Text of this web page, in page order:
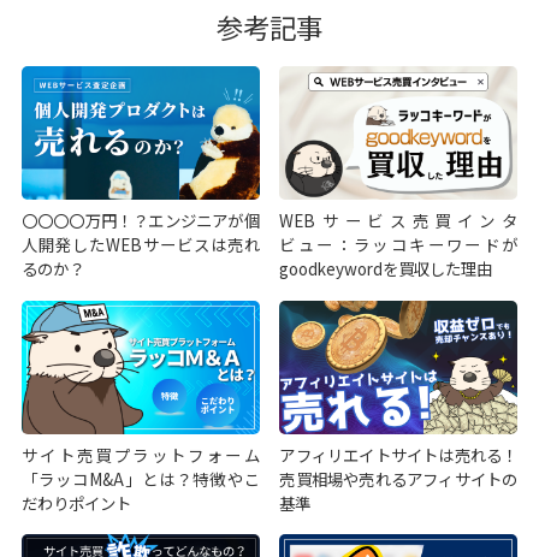
参考記事
〇〇〇〇万円！？エンジニアが個
人開発したWEBサービスは売れ
るのか？
WEBサービス売買インタ
ビュー：ラッコキーワードが
goodkeywordを買収した理由
サイト売買プラットフォーム
「ラッコM&A」とは？特徴やこ
だわりポイント
アフィリエイトサイトは売れる！
売買相場や売れるアフィサイトの
基準